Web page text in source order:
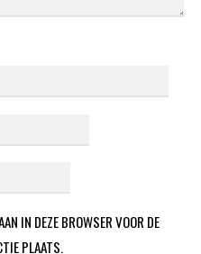
IN DEZE BROWSER VOOR DE
PLAATS.